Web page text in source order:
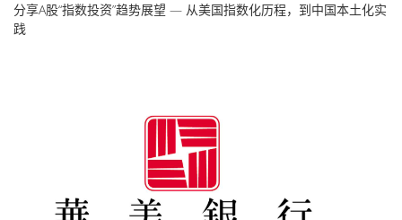
分享A股“指数投资”趋势展望 — 从美国指数化历程，到中国本土化实
践